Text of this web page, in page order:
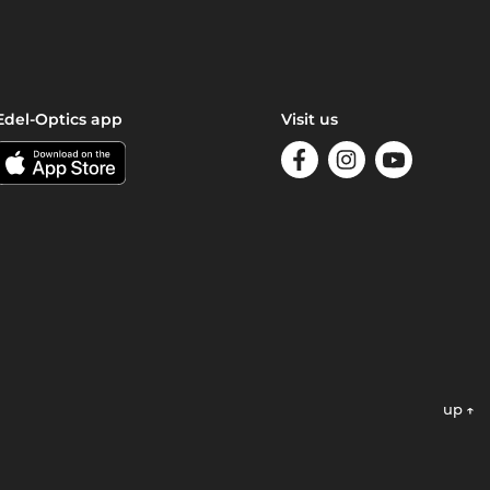
Optics app Visit us
up